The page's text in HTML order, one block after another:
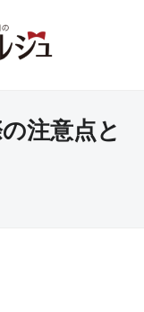
注意点と